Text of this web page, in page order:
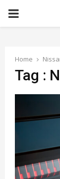
PRIMARY
Home
Tag :